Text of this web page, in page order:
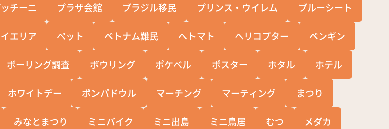
チーニ プラザ会館 ブラジル移民 プリンス・ウイレム ブルーシート
エリア ペット ベトナム難民 へトマト ヘリコプター ペンギン
ボーリング調査 ボウリング ポケベル ポスター ホタル ホテル
ホワイトデー ポンパドウル マーチング マーティング まつり
みなとまつり ミニバイク ミニ出島 ミニ鳥居 むつ メダカ